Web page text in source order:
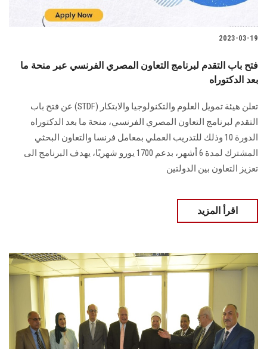
2023-03-19
فتح باب التقدم لبرنامج التعاون المصري الفرنسي عبر منحة ما
بعد الدكتوراه
تعلن هيئة تمويل العلوم والتكنولوجيا والابتكار (STDF) عن فتح باب
التقدم لبرنامج التعاون المصري الفرنسي، منحة ما بعد الدكتوراه
الدورة 10 وذلك للتدريب العملي بمعامل فرنسا والتعاون البحثي
المشترك لمدة 6 أشهر، بدعم 1700 يورو شهريًا، يهدف البرنامج الى
تعزيز التعاون بين الدولتين
اقرأ المزيد